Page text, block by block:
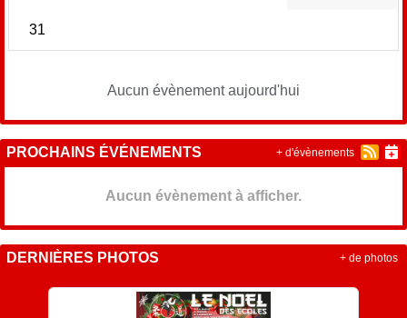
31
Aucun évènement aujourd'hui
PROCHAINS ÉVÉNEMENTS
Aucun évènement à afficher.
+ d'évènements
DERNIÈRES PHOTOS + de photos